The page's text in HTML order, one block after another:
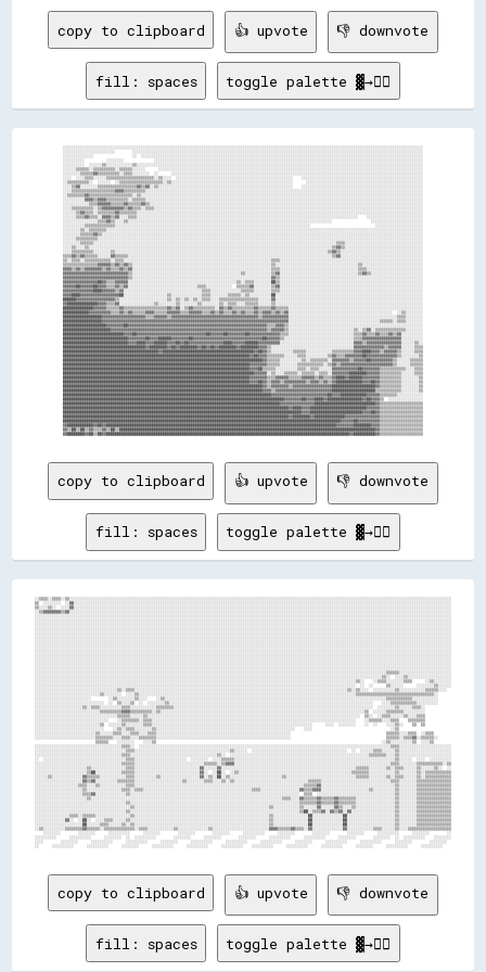
copy to clipboard 👍 upvote 👎 downvote
fill: spaces toggle palette ▓→✊🏽
copy to clipboard 👍 upvote 👎 downvote
fill: spaces toggle palette ▓→✊🏽
copy to clipboard 👍 upvote 👎 downvote
fill: spaces toggle palette ▓→✊🏽